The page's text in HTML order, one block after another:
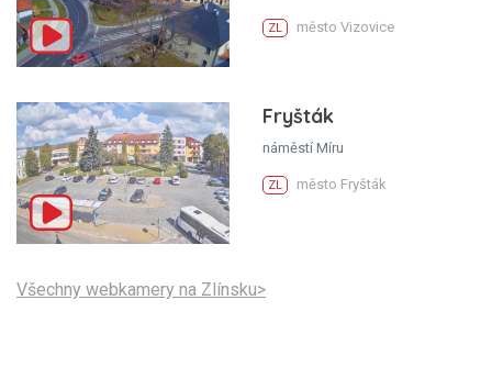
ZL město Vizovice
Fryšták
náměstí Míru
ZL město Fryšták
Všechny webkamery na Zlínsku>